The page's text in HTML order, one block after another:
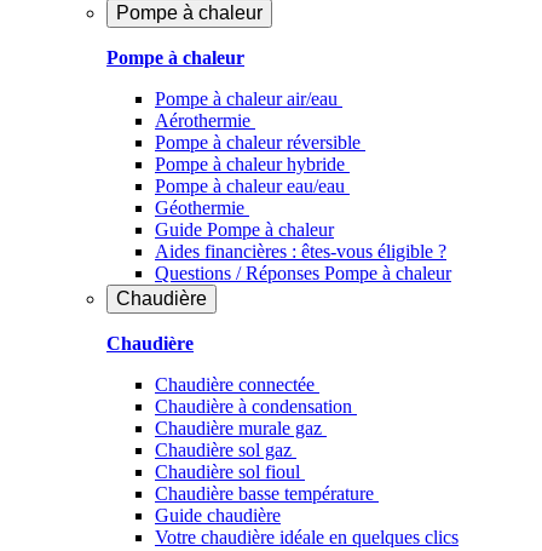
Pompe à chaleur
Pompe à chaleur
Pompe à chaleur air/eau
Aérothermie
Pompe à chaleur réversible
Pompe à chaleur hybride
Pompe à chaleur​ eau/eau
Géothermie
Guide Pompe à chaleur
Aides financières : êtes-vous éligible ?
Questions / Réponses Pompe à chaleur
Chaudière
Chaudière
Chaudière connectée
Chaudière à condensation
Chaudière murale gaz
Chaudière sol gaz
Chaudière sol fioul
Chaudière basse température
Guide chaudière
Votre chaudière idéale en quelques clics